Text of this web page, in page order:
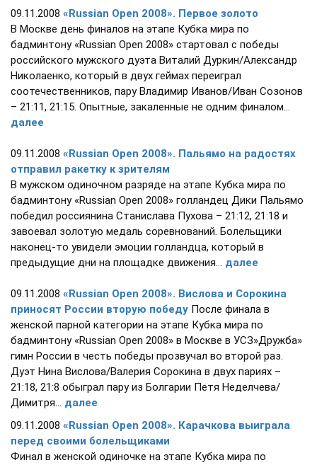
09.11.2008 «Russian Open 2008». Первое золото
В Москве день финалов на этапе Кубка мира по
бадминтону «Russian Open 2008» стартовал с победы
российского мужского дуэта Виталий Дуркин/Александр
Николаенко, который в двух геймах переиграл
соотечественников, пару Владимир Иванов/Иван Созонов
– 21:11, 21:15. Опытные, закаленные не одним финалом...
далее
09.11.2008 «Russian Open 2008». Пальямо на радостях
отправил ракетку к зрителям
В мужском одиночном разряде на этапе Кубка мира по
бадминтону «Russian Open 2008» голландец Дики Пальямо
победил россиянина Станислава Пухова – 21:12, 21:18 и
завоевал золотую медаль соревнований. Болельщики
наконец-то увидели эмоции голландца, который в
предыдущие дни на площадке движения... далее
09.11.2008 «Russian Open 2008». Вислова и Сорокина
приносят России вторую победу После финала в
женской парной категории на этапе Кубка мира по
бадминтону «Russian Open 2008» в Москве в УСЗ»Дружба»
гимн России в честь победы прозвучал во второй раз.
Дуэт Нина Вислова/Валерия Сорокина в двух париях –
21:18, 21:8 обыграл пару из Болгарии Петя Неделчева/
Димитря... далее
09.11.2008 «Russian Open 2008». Карачкова выиграла
перед своими болельщиками
Финал в женской одиночке на этапе Кубка мира по